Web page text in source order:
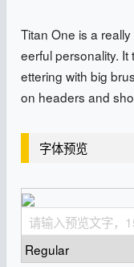
Titan One is a
eerful personality.
ettering with big
on headers and
字体预览